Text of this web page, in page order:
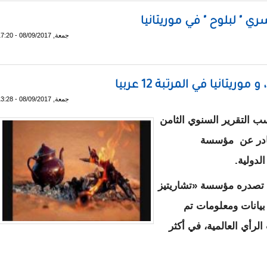
جمعة, 08/09/2017 - 17:20
في المرتبة 12 عربيا
جمعة, 08/09/2017 - 13:28
12 عربيا 130 عالميًا حسب التقرير السنوي الثامن
العالمي لعام 2017 الصادر عن مؤسسة
تصدره مؤسسة «تشاريتيز
ومعلومات تم
العالمية، في أكثر